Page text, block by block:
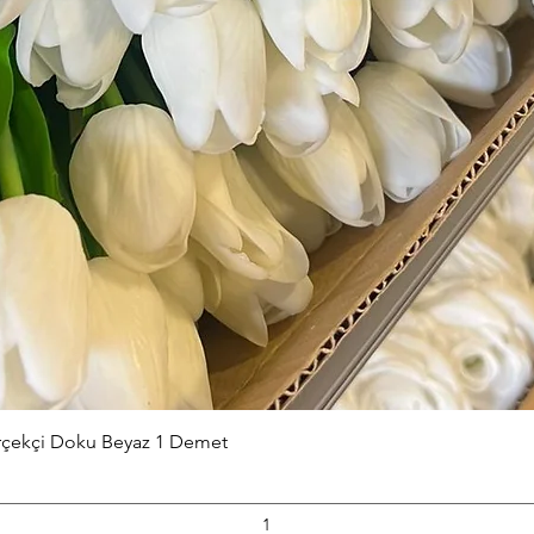
Doku Beyaz 1 Demet